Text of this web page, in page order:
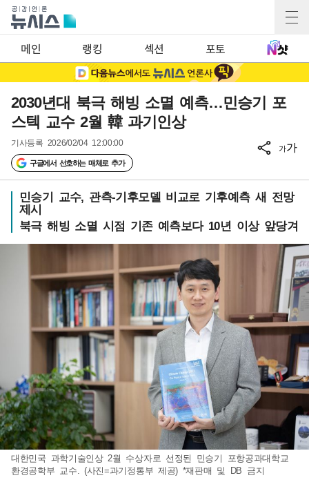
메인 랭킹 섹션 포토
2030년대 북극 해빙 소멸 예측…민승기 포
스텍 교수 2월 韓 과기인상
기사등록 2026/02/04 12:00:00
구글에서 선호하는 매체로 추가
가가
민승기 교수, 관측-기후모델 비교로 기후예측 새 전망
제시
북극 해빙 소멸 시점 기존 예측보다 10년 이상 앞당겨
대한민국 과학기술인상 2월 수상자로 선정된 민승기 포항공과대학교
환경공학부 교수. (사진=과기정통부 제공) *재판매 및 DB 금지